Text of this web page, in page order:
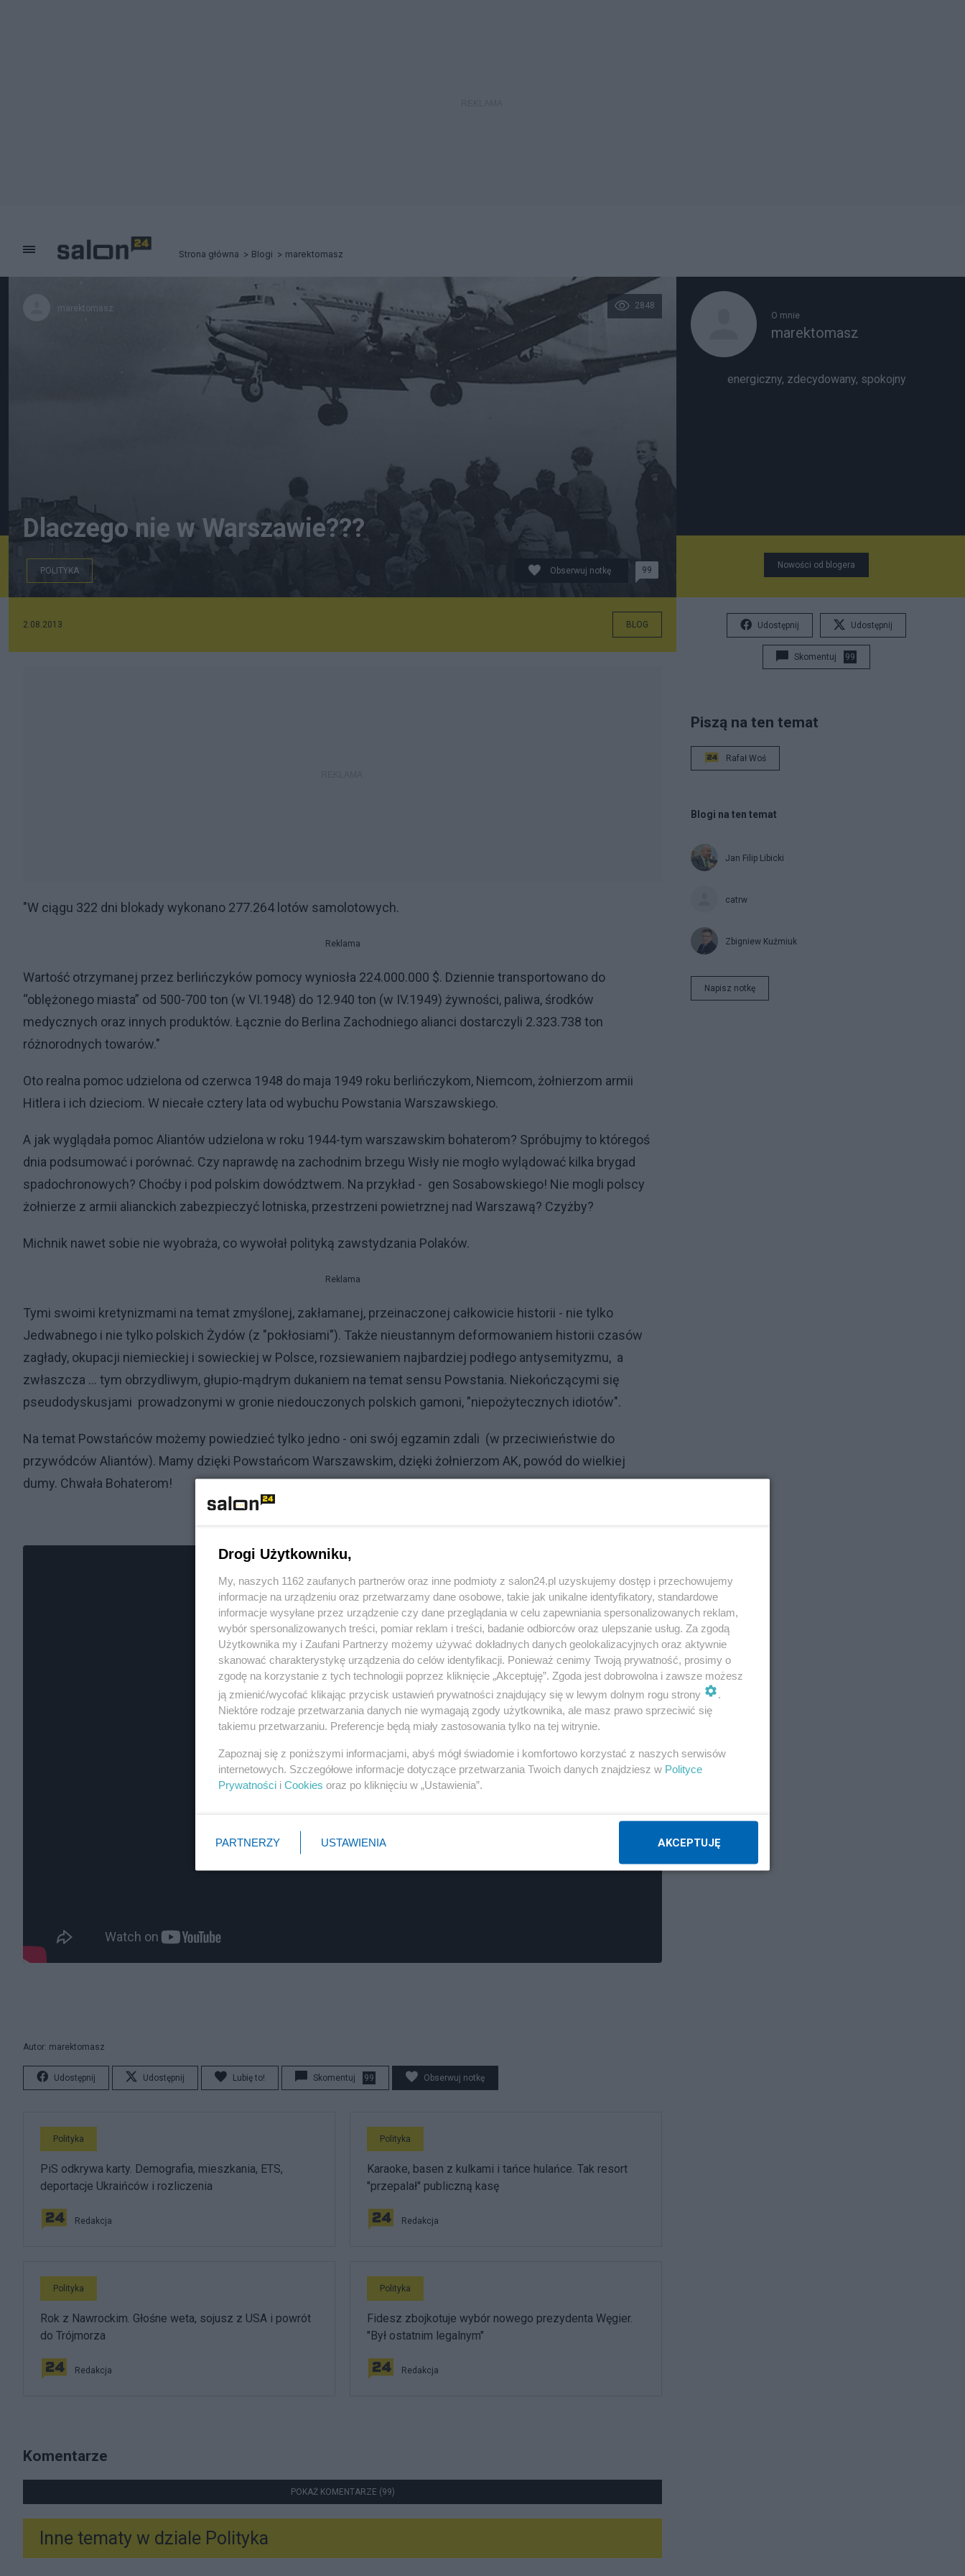
Strona główna Blogi marektomasz
lotnisku Tempelhof.
marektomasz 2848
Dlaczego nie w Warszawie???
POLITYKA Obserwuj notkę 99
2.08.2013 BLOG
"W ciągu 322 dni blokady wykonano 277.264 lotów samolotowych.
Reklama
Wartość otrzymanej przez berlińczyków pomocy wyniosła 224.000.000 $. Dziennie transportowano do
“oblężonego miasta” od 500-700 ton (w VI.1948) do 12.940 ton (w IV.1949) żywności, paliwa, środków
medycznych oraz innych produktów. Łącznie do Berlina Zachodniego alianci dostarczyli 2.323.738 ton
różnorodnych towarów."
Oto realna pomoc udzielona od czerwca 1948 do maja 1949 roku berlińczykom, Niemcom, żołnierzom armii
Hitlera i ich dzieciom. W niecałe cztery lata od wybuchu Powstania Warszawskiego.
A jak wyglądała pomoc Aliantów udzielona w roku 1944-tym warszawskim bohaterom? Spróbujmy to któregoś
dnia podsumować i porównać. Czy naprawdę na zachodnim brzegu Wisły nie mogło wylądować kilka brygad
spadochronowych? Choćby i pod polskim dowództwem. Na przykład - gen Sosabowskiego! Nie mogli polscy
żołnierze z armii alianckich zabezpieczyć lotniska, przestrzeni powietrznej nad Warszawą? Czyżby?
Michnik nawet sobie nie wyobraża, co wywołał polityką zawstydzania Polaków.
Reklama
Tymi swoimi kretynizmami na temat zmyślonej, zakłamanej, przeinaczonej całkowicie historii - nie tylko
Jedwabnego i nie tylko polskich Żydów (z "pokłosiami"). Także nieustannym deformowaniem historii czasów
zagłady, okupacji niemieckiej i sowieckiej w Polsce, rozsiewaniem najbardziej podłego antysemityzmu, a
zwłaszcza ... tym obrzydliwym, głupio-mądrym dukaniem na temat sensu Powstania. Niekończącymi się
pseudodyskusjami prowadzonymi w gronie niedouczonych polskich gamoni, "niepożytecznych idiotów".
Na temat Powstańców możemy powiedzieć tylko jedno - oni swój egzamin zdali (w przeciwieństwie do
przywódców Aliantów). Mamy dzięki Powstańcom Warszawskim, dzięki żołnierzom AK, powód do wielkiej
dumy. Chwała Bohaterom!
Autor: marektomasz
Udostępnij Udostępnij Lubię to! Skomentuj 99 Obserwuj notkę
Polityka
PiS odkrywa karty. Demografia, mieszkania, ETS,
deportacje Ukraińców i rozliczenia
Redakcja
Polityka
Karaoke, basen z kulkami i tańce hulańce. Tak resort
"przepalał" publiczną kasę
Redakcja
Polityka
Rok z Nawrockim. Głośne weta, sojusz z USA i powrót
do Trójmorza
Redakcja
Polityka
Fidesz zbojkotuje wybór nowego prezydenta Węgier.
"Był ostatnim legalnym"
Redakcja
Komentarze
POKAŻ KOMENTARZE (99)
Inne tematy w dziale Polityka
O mnie
marektomasz
energiczny, zdecydowany, spokojny
Nowości od blogera
Udostępnij Udostępnij
Skomentuj 99
Piszą na ten temat
Rafał Woś
Blogi na ten temat
Jan Filip Libicki
catrw
Zbigniew Kuźmiuk
Napisz notkę
Drogi Użytkowniku,
My, naszych 1162 zaufanych partnerów oraz inne podmioty z salon24.pl uzyskujemy dostęp i przechowujemy
informacje na urządzeniu oraz przetwarzamy dane osobowe, takie jak unikalne identyfikatory, standardowe
informacje wysyłane przez urządzenie czy dane przeglądania w celu zapewniania spersonalizowanych reklam,
wybór spersonalizowanych treści, pomiar reklam i treści, badanie odbiorców oraz ulepszanie usług. Za zgodą
Użytkownika my i Zaufani Partnerzy możemy używać dokładnych danych geolokalizacyjnych oraz aktywnie
skanować charakterystykę urządzenia do celów identyfikacji. Ponieważ cenimy Twoją prywatność, prosimy o
zgodę na korzystanie z tych technologii poprzez kliknięcie „Akceptuję”. Zgoda jest dobrowolna i zawsze możesz
ją zmienić/wycofać klikając przycisk ustawień prywatności znajdujący się w lewym dolnym rogu strony
.
Niektóre rodzaje przetwarzania danych nie wymagają zgody użytkownika, ale masz prawo sprzeciwić się
takiemu przetwarzaniu. Preferencje będą miały zastosowania tylko na tej witrynie.
Zapoznaj się z poniższymi informacjami, abyś mógł świadomie i komfortowo korzystać z naszych serwisów
internetowych. Szczegółowe informacje dotyczące przetwarzania Twoich danych znajdziesz w Polityce
Prywatności i Cookies oraz po kliknięciu w „Ustawienia”.
PARTNERZY USTAWIENIA AKCEPTUJĘ